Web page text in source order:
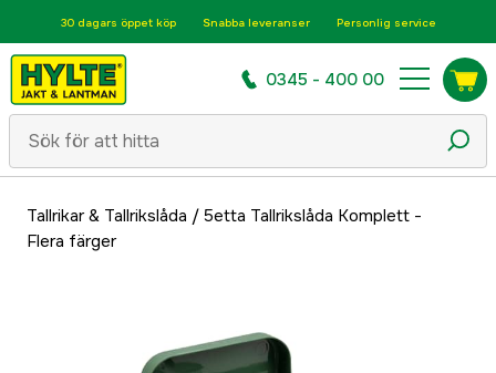
30 dagars öppet köp Snabba leveranser Personlig service
0345 - 400 00
Tallrikar & Tallrikslåda / 5etta Tallrikslåda Komplett -
Flera färger